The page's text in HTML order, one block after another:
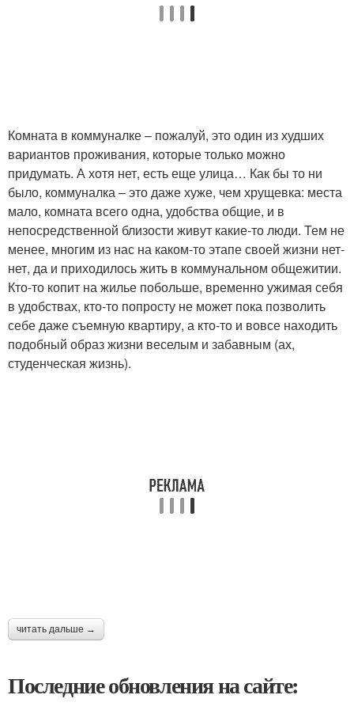
Комната в коммуналке – пожалуй, это один из худших
вариантов проживания, которые только можно
придумать. А хотя нет, есть еще улица… Как бы то ни
было, коммуналка – это даже хуже, чем хрущевка: места
мало, комната всего одна, удобства общие, и в
непосредственной близости живут какие-то люди. Тем не
менее, многим из нас на каком-то этапе своей жизни нет-
нет, да и приходилось жить в коммунальном общежитии.
Кто-то копит на жилье побольше, временно ужимая себя
в удобствах, кто-то попросту не может пока позволить
себе даже съемную квартиру, а кто-то и вовсе находить
подобный образ жизни веселым и забавным (ах,
студенческая жизнь).
читать дальше →
Последние обновления на сайте: